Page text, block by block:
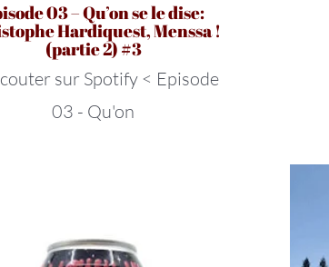
03 – Qu’on se le dise:
Hardiquest, Menssa !
(partie 2) #3
sur Spotify < Episode
03 - Qu'on